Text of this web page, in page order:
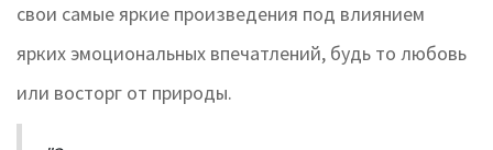
свои самые яркие произведения под влиянием
ярких эмоциональных впечатлений, будь то любовь
или восторг от природы.